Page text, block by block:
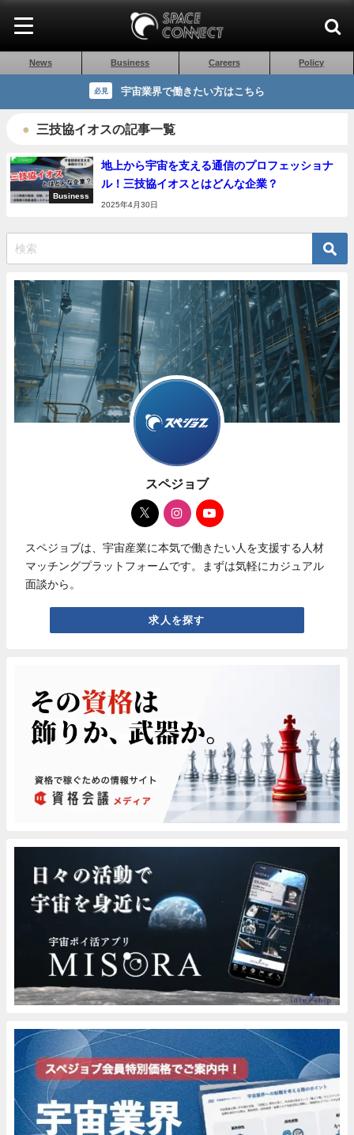
News Business Careers Policy
必見 宇宙業界で働きたい方はこちら
三技協イオスの記事一覧
Business
地上から宇宙を支える通信のプロフェッショナ
ル！三技協イオスとはどんな企業？
2025年4月30日
スペジョブ
スペジョブは、宇宙産業に本気で働きたい人を支援する人材
マッチングプラットフォームです。まずは気軽にカジュアル
面談から。
求人を探す